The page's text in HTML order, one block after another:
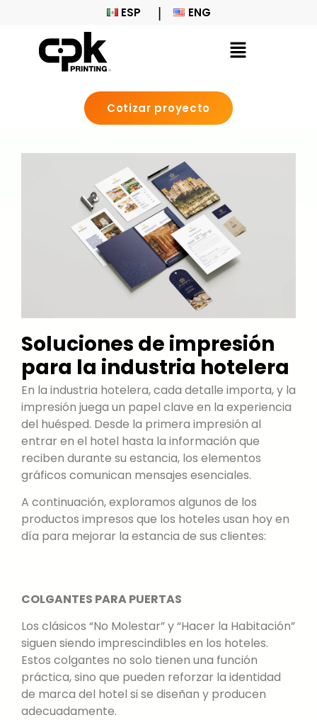
ESP ENG
Cotizar proyecto
Soluciones de impresión
para la industria hotelera
En la industria hotelera, cada detalle importa, y la
impresión juega un papel clave en la experiencia
del huésped. Desde la primera impresión al
entrar en el hotel hasta la información que
reciben durante su estancia, los elementos
gráficos comunican mensajes esenciales.
A continuación, exploramos algunos de los
productos impresos que los hoteles usan hoy en
día para mejorar la estancia de sus clientes:
COLGANTES PARA PUERTAS
Los clásicos “No Molestar” y “Hacer la Habitación”
siguen siendo imprescindibles en los hoteles.
Estos colgantes no solo tienen una función
práctica, sino que pueden reforzar la identidad
de marca del hotel si se diseñan y producen
adecuadamente.